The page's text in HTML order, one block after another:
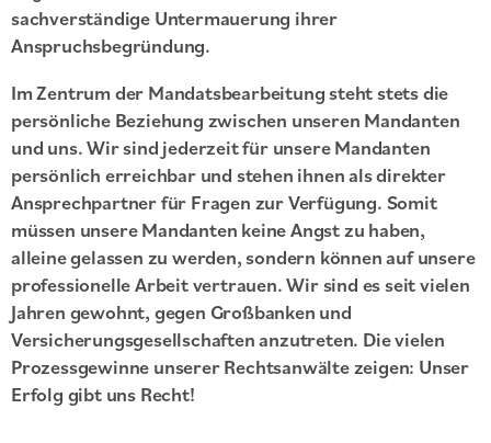
sachverständige Untermauerung ihrer
Anspruchsbegründung.
Im Zentrum der Mandatsbearbeitung steht stets die
persönliche Beziehung zwischen unseren Mandanten
und uns. Wir sind jederzeit für unsere Mandanten
persönlich erreichbar und stehen ihnen als direkter
Ansprechpartner für Fragen zur Verfügung. Somit
müssen unsere Mandanten keine Angst zu haben,
alleine gelassen zu werden, sondern können auf unsere
professionelle Arbeit vertrauen. Wir sind es seit vielen
Jahren gewohnt, gegen Großbanken und
Versicherungsgesellschaften anzutreten. Die vielen
Prozessgewinne unserer Rechtsanwälte zeigen: Unser
Erfolg gibt uns Recht!